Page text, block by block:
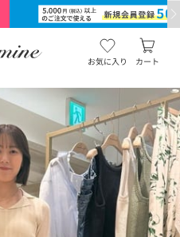
お気に入り カート